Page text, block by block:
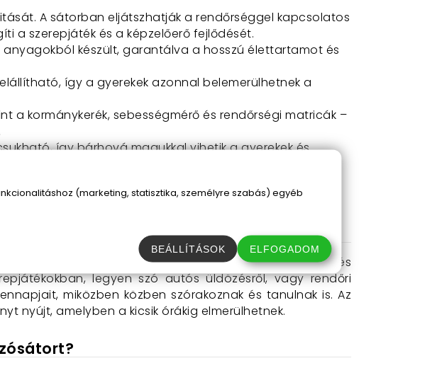
A sátorban eljátszhatják a rendőrséggel kapcsolatos
a szerepjáték és a képzelőerő fejlődését.
készült, garantálva a hosszú élettartamot és
így a gyerekek azonnal belemerülhetnek a
a kormánykerék, sebességmérő és rendőrségi matricák –
így bárhová magukkal vihetik a gyerekek és
a gyerekek bármikor beléphetnek a rendőrautóba, és
legyen szó autós üldözésről, vagy rendőri
miközben közben szórakoznak és tanulnak is. Az
nyújt, amelyben a kicsik órákig elmerülhetnek.
(marketing, statisztika, személyre szabás) egyéb
BEÁLLÍTÁSOK ELFOGADOM